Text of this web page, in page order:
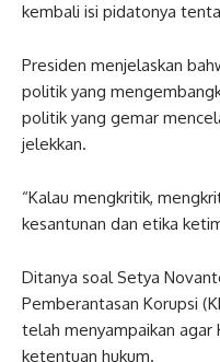
kembali isi pidatonya
Presiden menjelaskan
politik yang
politik yang gemar
jelekkan.
“Kalau mengkritik,
kesantunan dan etika
Ditanya soal Setya
Pemberantasan Korupsi
telah menyampaikan agar
ketentuan hukum.